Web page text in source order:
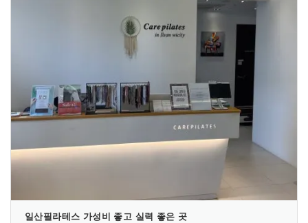
일산필라테스 가성비 좋고 실력 좋은 곳